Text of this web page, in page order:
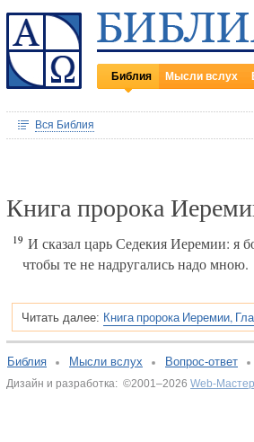
Библия Мысли вслух
Вся Библия
Книга пророка
19 И сказал царь Седекия Иеремии: я
чтобы те не надругались надо мною.
Читать далее: Книга пророка Иеремии,
Библия Мысли вслух Вопрос-ответ
Дизайн и разработка: ©2001–2026 Web-